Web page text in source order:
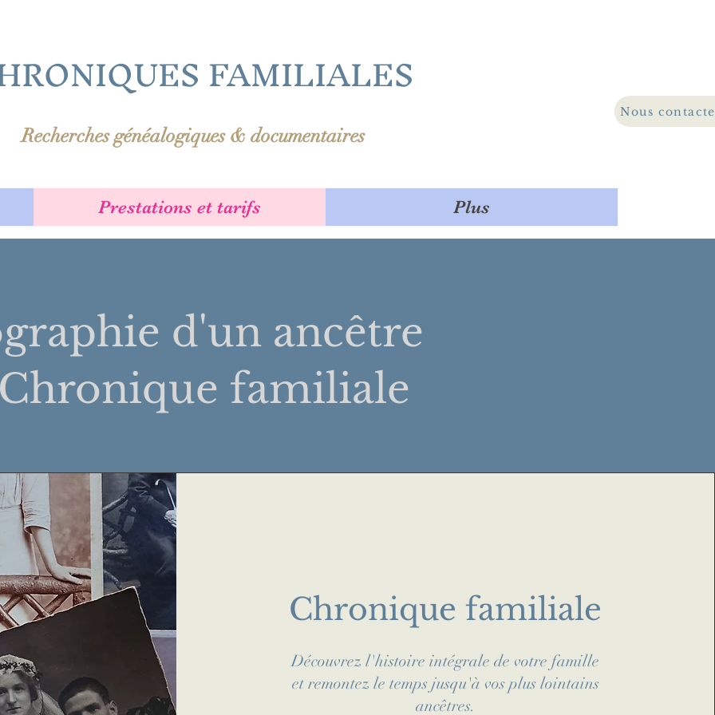
FAMILIALES
Recherches généalogiques & documentaires
Nous
Prestations et tarifs Plus
d'un ancêtre
familiale
Chronique familiale
Découvrez l'histoire intégrale de votre famille
et remontez le temps jusqu'à vos plus lointains
ancêtres.